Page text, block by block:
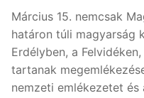
Március 15. nemcsak
határon túli magyarság
Erdélyben, a
tartanak
nemzeti emlékezetet